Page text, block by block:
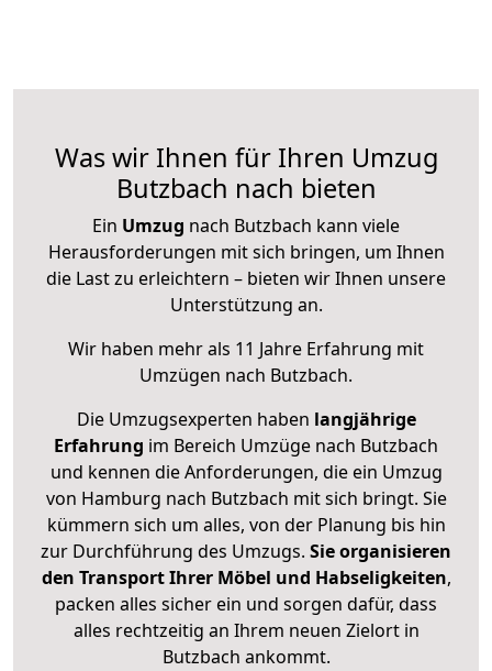
Was wir Ihnen für Ihren Umzug
Butzbach nach bieten
Ein Umzug nach Butzbach kann viele
Herausforderungen mit sich bringen, um Ihnen
die Last zu erleichtern – bieten wir Ihnen unsere
Unterstützung an.
Wir haben mehr als 11 Jahre Erfahrung mit
Umzügen nach Butzbach.
Die Umzugsexperten haben langjährige
Erfahrung im Bereich Umzüge nach Butzbach
und kennen die Anforderungen, die ein Umzug
von Hamburg nach Butzbach mit sich bringt. Sie
kümmern sich um alles, von der Planung bis hin
zur Durchführung des Umzugs. Sie organisieren
den Transport Ihrer Möbel und Habseligkeiten,
packen alles sicher ein und sorgen dafür, dass
alles rechtzeitig an Ihrem neuen Zielort in
Butzbach ankommt.